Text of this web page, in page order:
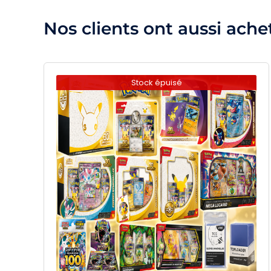
Nos clients ont aussi
Stock épuisé